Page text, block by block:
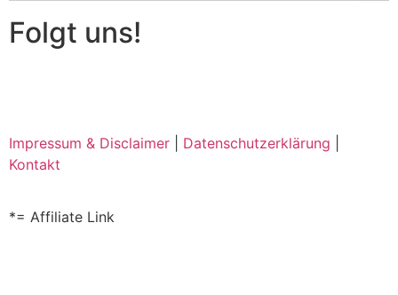
Folgt uns!
Impressum & Disclaimer Datenschutzerklärung
Kontakt
*= Affiliate Link